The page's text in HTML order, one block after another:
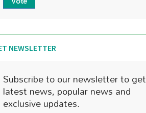
NEWSLETTER
Subscribe to our newsletter to get
latest news, popular news and
exclusive updates.